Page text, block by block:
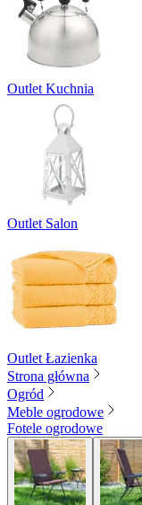
Outlet Kuchnia
Outlet Salon
Outlet Łazienka
Strona główna
Ogród
Meble ogrodowe
Fotele ogrodowe